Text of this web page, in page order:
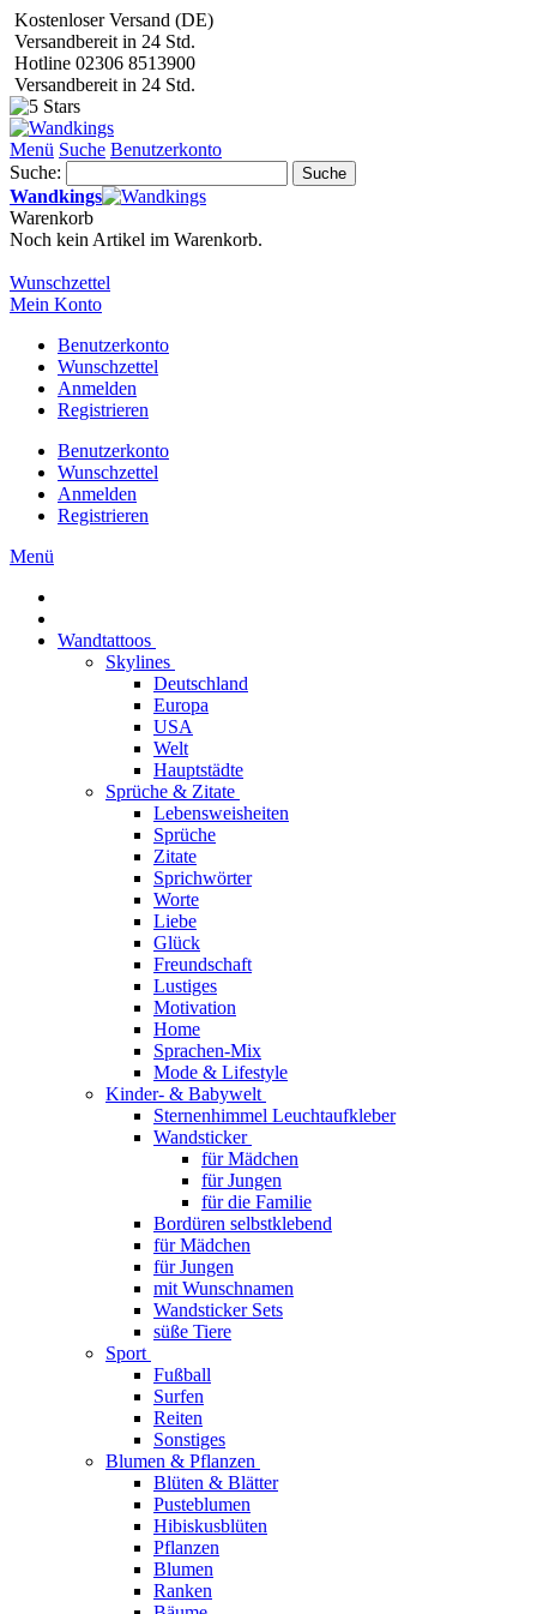
Kostenloser Versand (DE)
Versandbereit in 24 Std.
Hotline 02306 8513900
Versandbereit in 24 Std.
Menü Suche Benutzerkonto
Suche:
Suche
Wandkings
Warenkorb
Noch kein Artikel im Warenkorb.
Wunschzettel
Mein Konto
Benutzerkonto
Wunschzettel
Anmelden
Registrieren
Benutzerkonto
Wunschzettel
Anmelden
Registrieren
Menü
Wandtattoos
Skylines
Deutschland
Europa
USA
Welt
Hauptstädte
Sprüche & Zitate
Lebensweisheiten
Sprüche
Zitate
Sprichwörter
Worte
Liebe
Glück
Freundschaft
Lustiges
Motivation
Home
Sprachen-Mix
Mode & Lifestyle
Kinder- & Babywelt
Sternenhimmel Leuchtaufkleber
Wandsticker
für Mädchen
für Jungen
für die Familie
Bordüren selbstklebend
für Mädchen
für Jungen
mit Wunschnamen
Wandsticker Sets
süße Tiere
Sport
Fußball
Surfen
Reiten
Sonstiges
Blumen & Pflanzen
Blüten & Blätter
Pusteblumen
Hibiskusblüten
Pflanzen
Blumen
Ranken